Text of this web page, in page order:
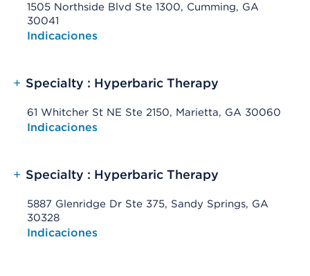
1505 Northside Blvd Ste 1300, Cumming, GA
30041
Opens native map application on mobile devices
Indicaciones
+ Specialty : Hyperbaric Therapy
61 Whitcher St NE Ste 2150, Marietta, GA 30060
Opens native map application on mobile devices
Indicaciones
+ Specialty : Hyperbaric Therapy
5887 Glenridge Dr Ste 375, Sandy Springs, GA
30328
Opens native map application on mobile devices
Indicaciones